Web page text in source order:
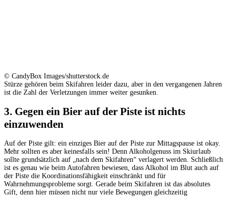
© CandyBox Images/shutterstock.de
Stürze gehören beim Skifahren leider dazu, aber in den vergangenen Jahren
ist die Zahl der Verletzungen immer weiter gesunken.
3. Gegen ein Bier auf der Piste ist nichts
einzuwenden
Auf der Piste gilt: ein einziges Bier auf der Piste zur Mittagspause ist okay.
Mehr sollten es aber keinesfalls sein! Denn Alkoholgenuss im Skiurlaub
sollte grundsätzlich auf „nach dem Skifahren“ verlagert werden. Schließlich
ist es genau wie beim Autofahren bewiesen, dass Alkohol im Blut auch auf
der Piste die Koordinationsfähigkeit einschränkt und für
Wahrnehmungsprobleme sorgt. Gerade beim Skifahren ist das absolutes
Gift, denn hier müssen nicht nur viele Bewegungen gleichzeitig